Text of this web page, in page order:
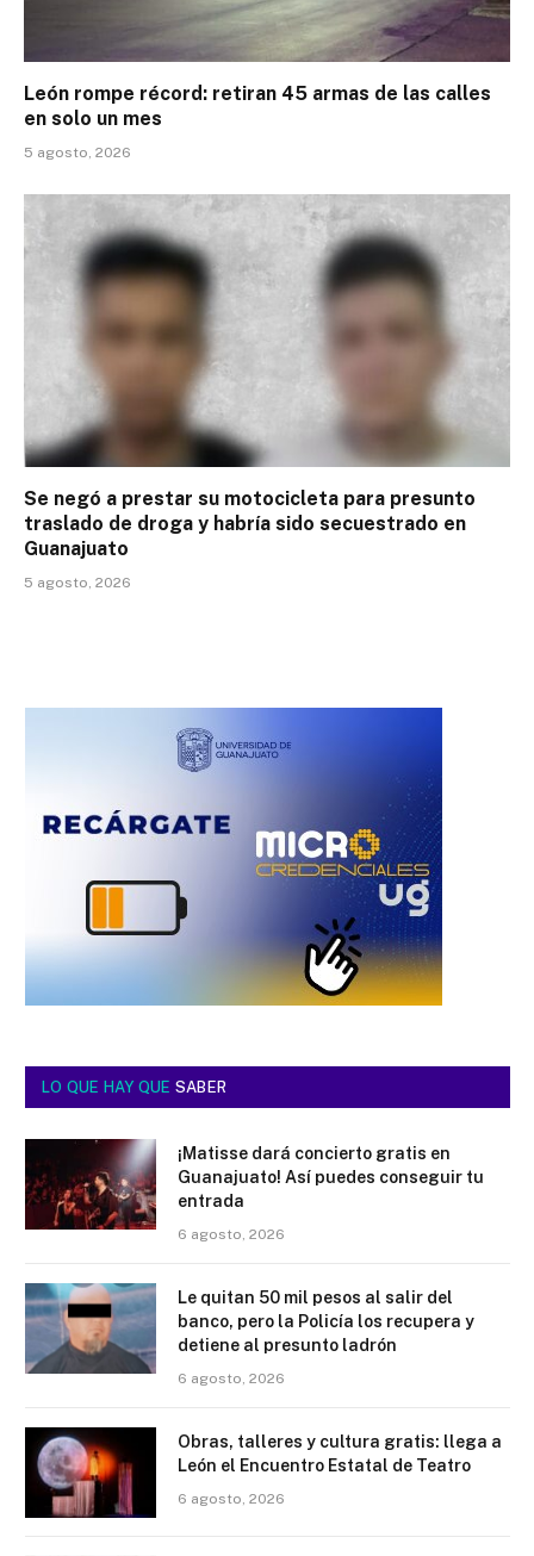
León rompe récord: retiran 45 armas de las calles
en solo un mes
5 agosto, 2026
Se negó a prestar su motocicleta para presunto
traslado de droga y habría sido secuestrado en
Guanajuato
5 agosto, 2026
LO QUE HAY QUE SABER
¡Matisse dará concierto gratis en
Guanajuato! Así puedes conseguir tu
entrada
6 agosto, 2026
Le quitan 50 mil pesos al salir del
banco, pero la Policía los recupera y
detiene al presunto ladrón
6 agosto, 2026
Obras, talleres y cultura gratis: llega a
León el Encuentro Estatal de Teatro
6 agosto, 2026